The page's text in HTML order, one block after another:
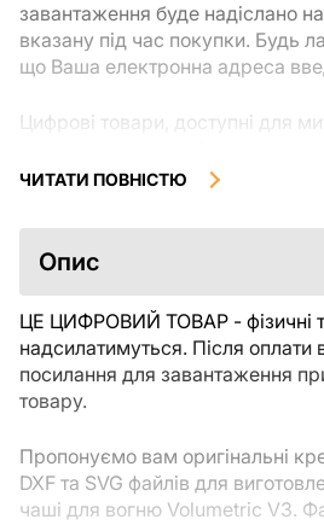
завантаження буде надіслано
вказану під час покупки. Будь
що Ваша електронна адреса
Цифрові товари, доступні для
після їх завантаження.
уточнюючі питання перед
виникли проблеми із
ЧИТАТИ ПОВНІСТЮ
Опис
ЦЕ ЦИФРОВИЙ ТОВАР - фізичні
надсилатимуться. Після оплати
посилання для завантаження
товару.
Пропонуємо вам оригінальні
DXF та SVG файлів для
чаші для вогню Volumetric V3.